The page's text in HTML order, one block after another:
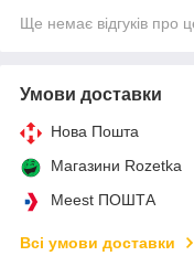
Ще немає відгуків про
Умови доставки
Нова Пошта
Магазини Rozetka
Meest ПОШТА
Всі умови доставки